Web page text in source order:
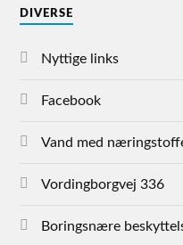
DIVERSE
Nyttige links
Facebook
Vand med
Vordingborgvej 336
Boringsnære